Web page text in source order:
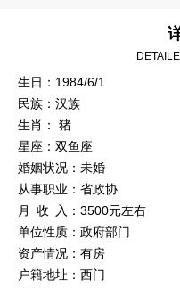
生日：1984/6/1
民族：汉族
生肖： 猪
星座：双鱼座
婚姻状况：未婚
从事职业：省政协
月 收 入：3500元左右
单位性质：政府部门
资产情况：有房
户籍地址：西门